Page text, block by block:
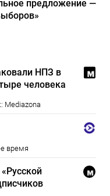
предложение —